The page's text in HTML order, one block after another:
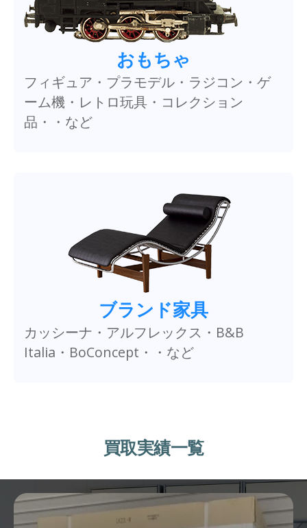
おもちゃ
フィギュア・プラモデル・ラジコン・ゲ
ーム機・レトロ玩具・コレクション
品・・など
ブランド家具
カッシーナ・アルフレックス・B&B
Italia・BoConcept・・など
買取実績一覧